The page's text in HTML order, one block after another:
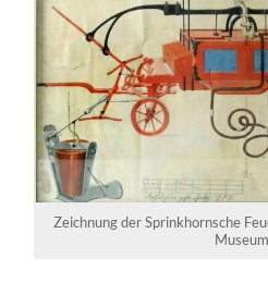
Zeichnung der Sprinkhornsche